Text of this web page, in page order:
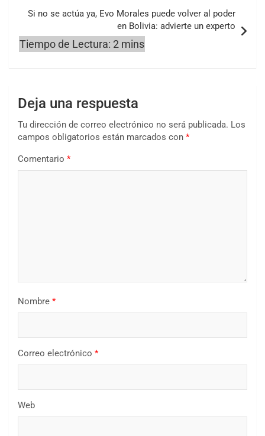
Si no se actúa ya, Evo Morales puede volver al poder
en Bolivia: advierte un experto
Deja una respuesta
Tu dirección de correo electrónico no será publicada. Los
campos obligatorios están marcados con *
Comentario *
Nombre *
Correo electrónico *
Web